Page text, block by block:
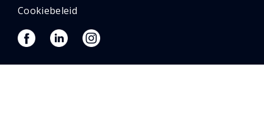
Cookiebeleid